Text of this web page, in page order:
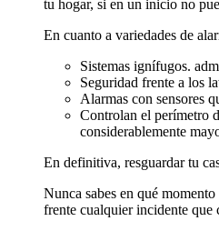
tu hogar, si en un inicio no
En cuanto a variedades de
Sistemas ignífugos.
Seguridad frente a los
Alarmas con sensores
Controlan el perímetro
considerablemente
En definitiva, resguardar tu
Nunca sabes en qué
frente cualquier incidente que